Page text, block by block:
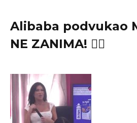
Alibaba podvukao
NE ZANIMA! 🙅‍♂️